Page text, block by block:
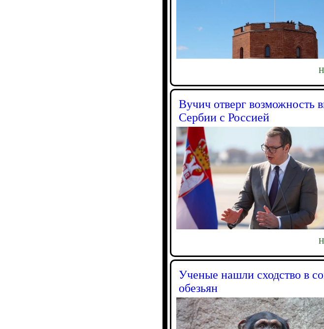
Вучич отверг возможность
Сербии с Россией
Ученые нашли сходство в
обезьян